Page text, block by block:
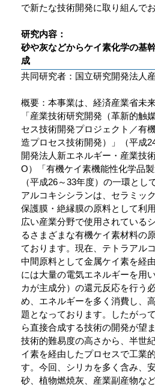
で新たな技術開発に取り組んでお
研究内容：
砂や灰などからケイ素化学の基
成
共同研究者：国立研究開発法人
概要：本事業は、経済産業省未
「産業技術研究開発（革新的触
セス技術開発プロジェクト／有
造プロセス技術開発）」（平成
開発法人新エネルギー・産業技
O）「有機ケイ素機能性化学品製
（平成26～33年度）の一環とし
アルコキシシランは、セラミッ
保護膜・絶縁膜の原料として利
広い産業分野で使用されている
るさまざまな有機ケイ素材料の
ております。現在、テトラアル
中間原料として金属ケイ素を経
には大量の電気エネルギーを用
カが主成分）の還元反応を行う
め、エネルギーを多く消費し、
題となっております。したがっ
ら直接合成する技術の開発が望
技術的難易度の高さから、半世
イ素を経由したプロセスで工業
す。今回、シリカを多く含み、
砂、植物燃焼灰、産業副産物な